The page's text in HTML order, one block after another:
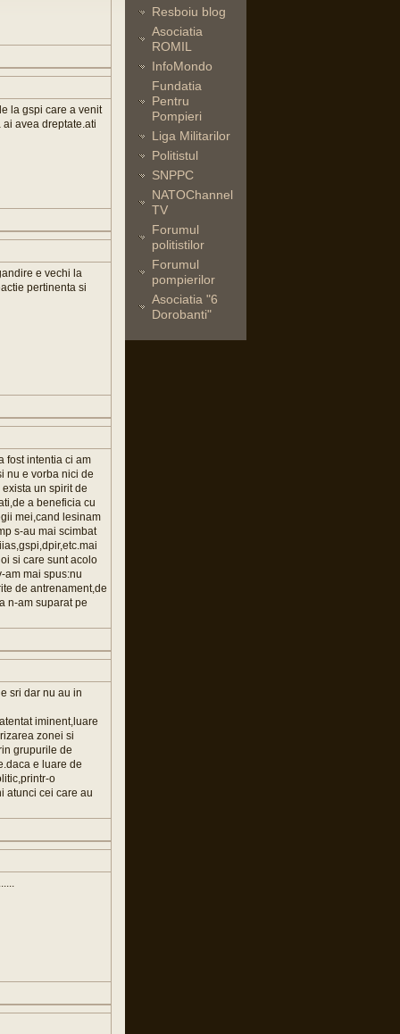
la gspi care a venit
avea dreptate.ati
e vechi la
pertinenta si
fost intentia ci am
nu e vorba nici de
un spirit de
a beneficia cu
mei,cand lesinam
s-au mai scimbat
si care sunt acolo
am mai spus:nu
de antrenament,de
n-am suparat pe
sri dar nu au in
iminent,luare
zonei si
grupurile de
e luare de
o
atunci cei care au
Resboiu blog
Asociatia
ROMIL
InfoMondo
Fundatia
Pentru
Pompieri
Liga Militarilor
Politistul
SNPPC
NATOChannel
TV
Forumul
politistilor
Forumul
pompierilor
Asociatia "6
Dorobanti"